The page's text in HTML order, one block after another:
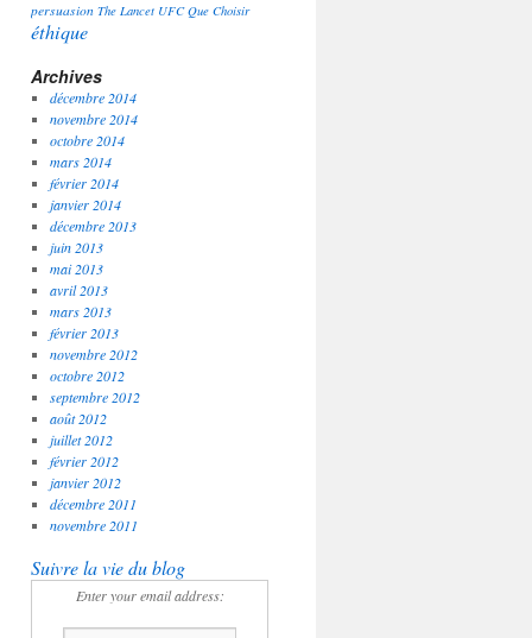
persuasion The Lancet UFC Que Choisir
éthique
Archives
décembre 2014
novembre 2014
octobre 2014
mars 2014
février 2014
janvier 2014
décembre 2013
juin 2013
mai 2013
avril 2013
mars 2013
février 2013
novembre 2012
octobre 2012
septembre 2012
août 2012
juillet 2012
février 2012
janvier 2012
décembre 2011
novembre 2011
Suivre la vie du blog
Enter your email address: